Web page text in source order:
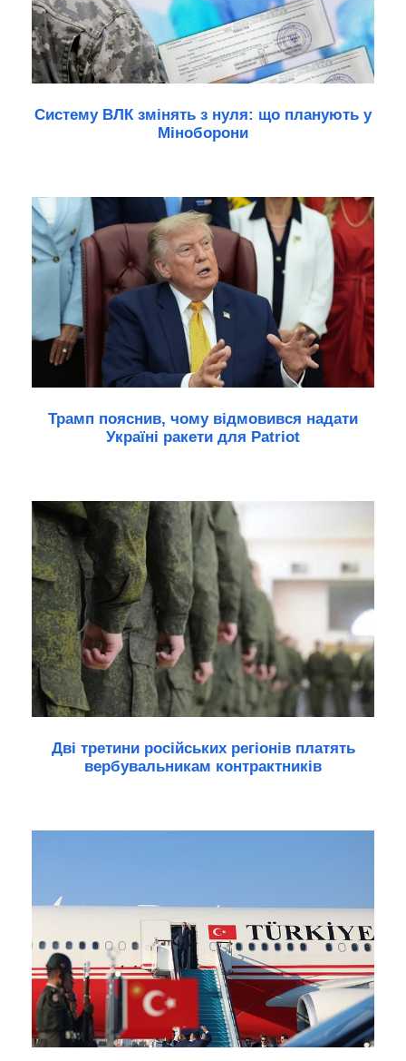
Систему ВЛК змінять з нуля: що планують у
Міноборони
Трамп пояснив, чому відмовився надати
Україні ракети для Patriot
Дві третини російських регіонів платять
вербувальникам контрактників